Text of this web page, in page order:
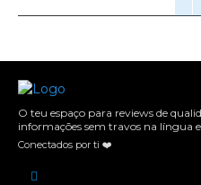
O teu espaço para reviews de
informações sem travos na língua
Conectados por ti ❤️